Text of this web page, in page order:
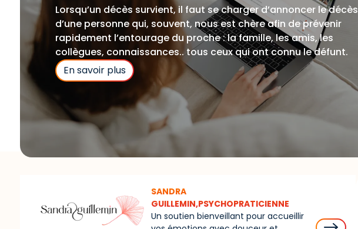
Lorsqu’un décès survient, il faut se charger d’annoncer le décès
d’une personne qui, souvent, nous est chère afin de prévenir
rapidement l’entourage du proche : la famille, les amis, les
collègues, connaissances.. tous ceux qui ont connu le défunt.
En savoir plus
SLEEPING ANGEL
Les urnes funéraires qui célèbrent la
vie.